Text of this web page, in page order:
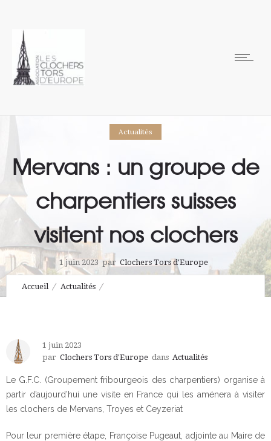
Actualités
Mervans : un groupe de
charpentiers suisses
visitent nos clochers
1 juin 2023 par Clochers Tors d'Europe
Accueil Actualités
1 juin 2023
par Clochers Tors d'Europe dans Actualités
Le G.F.C. (Groupement fribourgeois des charpentiers) organise à
partir d’aujourd’hui une visite en France qui les aménera à visiter
les clochers de Mervans, Troyes et Ceyzeriat
Pour leur première étape, Françoise Pugeaut, adjointe au Maire de